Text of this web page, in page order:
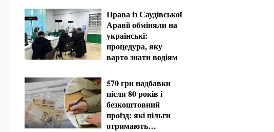
Права із Саудівської
Аравії обміняли на
українські:
процедура, яку
варто знати водіям
570 грн надбавки
після 80 років і
безкоштовний
проїзд: які пільги
отримають